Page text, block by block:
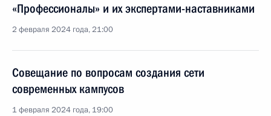
«Профессионалы» и их экспертами-наставниками
2 февраля 2024 года, 21:00
Совещание по вопросам создания сети
современных кампусов
1 февраля 2024 года, 19:00